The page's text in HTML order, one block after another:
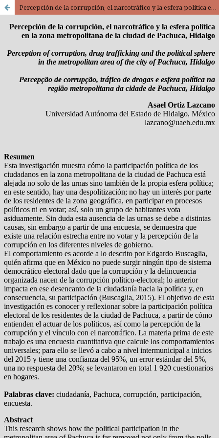
Percepción de la corrupción, el narcotráfico y la esfera política en la zona metropolitana de la ciudad de Pachuca, Hidalgo / Perception of corruption, drug trafficking and the political sphere in the metropolitan area of the city of Pachuca, Hidalgo